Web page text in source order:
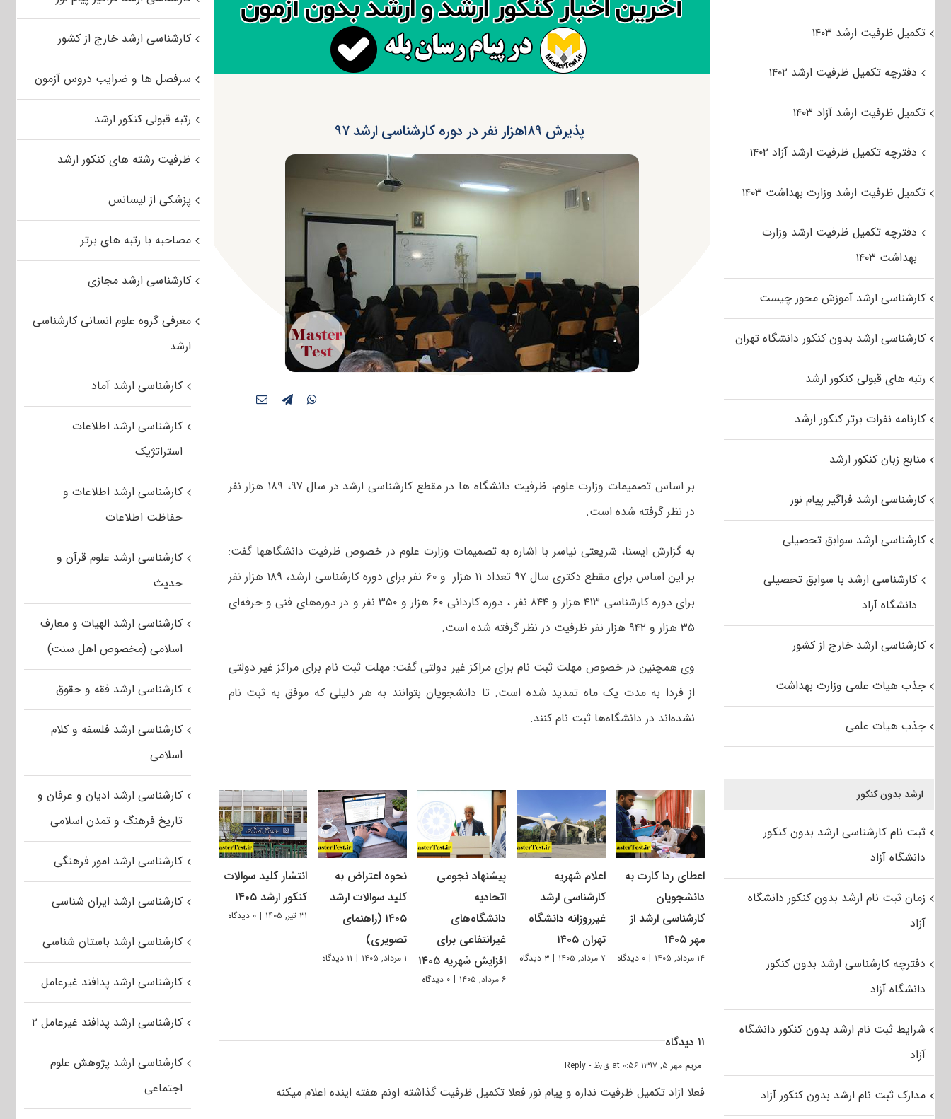
پذیرش ۱۸۹هزار نفر در دوره کارشناسی ارشد ۹۷
بر اساس تصمیمات وزارت علوم، ظرفیت دانشگاه ها در مقطع کارشناسی ارشد در سال ۹۷، ۱۸۹ هزار نفر
در نظر گرفته شده است.
به گزارش ایسنا، شریعتی نیاسر با اشاره به تصمیمات وزارت علوم در خصوص ظرفیت دانشگاهها گفت:
بر این اساس برای مقطع دکتری سال ۹۷ تعداد ۱۱ هزار و ۶۰ نفر برای دوره کارشناسی ارشد، ۱۸۹ هزار نفر
برای دوره‌ کارشناسی ۴۱۳ هزار و ۸۴۴ نفر ، دوره کاردانی ۶۰ هزار و ۳۵۰ نفر و در دوره‌های فنی و حرفه‌ای
۳۵ هزار و ۹۴۲ هزار نفر ظرفیت در نظر گرفته شده است.
وی همچنین در خصوص مهلت ثبت نام برای مراکز غیر دولتی گفت: مهلت ثبت نام برای مراکز غیر دولتی
از فردا به مدت یک ماه تمدید شده است. تا دانشجویان بتوانند به هر دلیلی که موفق به ثبت نام
نشده‌اند در دانشگاه‌ها ثبت نام کنند.
اعطای ردا کارت به
دانشجویان
کارشناسی ارشد از
مهر ۱۴۰۵
۱۴ مرداد, ۱۴۰۵ | ۰ دیدگاه
اعلام شهریه
کارشناسی ارشد
غیرروزانه دانشگاه
تهران ۱۴۰۵
۷ مرداد, ۱۴۰۵ | ۳ دیدگاه
پیشنهاد نجومی
اتحادیه
دانشگاه‌های
غیرانتفاعی برای
افزایش شهریه ۱۴۰۵
۶ مرداد, ۱۴۰۵ | ۰ دیدگاه
نحوه اعتراض به
کلید سوالات ارشد
۱۴۰۵ (راهنمای
تصویری)
۱ مرداد, ۱۴۰۵ | ۱۱ دیدگاه
انتشار کلید سوالات
کنکور ارشد ۱۴۰۵
۳۱ تیر, ۱۴۰۵ | ۰ دیدگاه
۱۱ دیدگاه
مریم مهر ۵, ۱۳۹۷ at ۰:۵۶ ق٫ظ - Reply
فعلا ازاد تکمیل ظرفیت نداره و پیام نور فعلا تکمیل ظرفیت گذاشته اونم هفته اینده اعلام میکنه
کارشناسی ارشد خارج از کشور
سرفصل ها و ضرایب دروس آزمون
رتبه قبولی کنکور ارشد
ظرفیت رشته های کنکور ارشد
پزشکی از لیسانس
مصاحبه با رتبه های برتر
کارشناسی ارشد مجازی
معرفی گروه علوم انسانی کارشناسی
ارشد
کارشناسی ارشد آماد
کارشناسی ارشد اطلاعات
استراتژیک
کارشناسی ارشد اطلاعات و
حفاظت اطلاعات
کارشناسی ارشد علوم قرآن و
حدیث
کارشناسی ارشد الهیات و معارف
اسلامی (مخصوص اهل سنت)
کارشناسی ارشد فقه و حقوق
کارشناسی ارشد فلسفه و کلام
اسلامی
کارشناسی ارشد ادیان و عرفان و
تاریخ فرهنگ و تمدن اسلامی
کارشناسی ارشد امور فرهنگی
کارشناسی ارشد ایران شناسی
کارشناسی ارشد باستان شناسی
کارشناسی ارشد پدافند غیرعامل
کارشناسی ارشد پدافند غیرعامل ۲
کارشناسی ارشد پژوهش علوم
اجتماعی
تکمیل ظرفیت ارشد ۱۴۰۳
دفترچه تکمیل ظرفیت ارشد ۱۴۰۲
تکمیل ظرفیت ارشد آزاد ۱۴۰۳
دفترچه تکمیل ظرفیت ارشد آزاد ۱۴۰۲
تکمیل ظرفیت ارشد وزارت بهداشت ۱۴۰۳
دفترچه تکمیل ظرفیت ارشد وزارت
بهداشت ۱۴۰۳
کارشناسی ارشد آموزش محور چیست
کارشناسی ارشد بدون کنکور دانشگاه تهران
رتبه های قبولی کنکور ارشد
کارنامه نفرات برتر کنکور ارشد
منابع زبان کنکور ارشد
کارشناسی ارشد فراگیر پیام نور
کارشناسی ارشد سوابق تحصیلی
کارشناسی ارشد با سوابق تحصیلی
دانشگاه آزاد
کارشناسی ارشد خارج از کشور
جذب هیات علمی وزارت بهداشت
جذب هیات علمی
ارشد بدون کنکور
ثبت نام کارشناسی ارشد بدون کنکور
دانشگاه آزاد
زمان ثبت نام ارشد بدون کنکور دانشگاه
آزاد
دفترچه کارشناسی ارشد بدون کنکور
دانشگاه آزاد
شرایط ثبت نام ارشد بدون کنکور دانشگاه
آزاد
مدارک ثبت نام ارشد بدون کنکور آزاد